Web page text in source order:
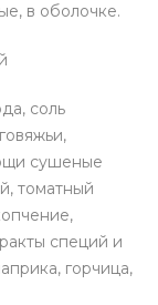
в оболочке.
соль
сушеные
томатный
специй и
горчица,